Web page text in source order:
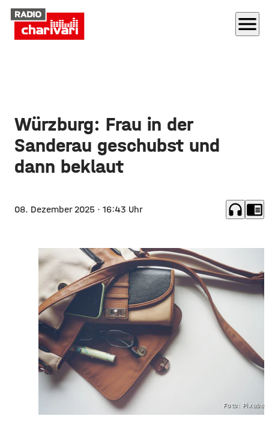
menu
Würzburg: Frau in der
Sanderau geschubst und
dann beklaut
08. Dezember 2025 · 16:43 Uhr headphones chrome_reader_mode
Foto: